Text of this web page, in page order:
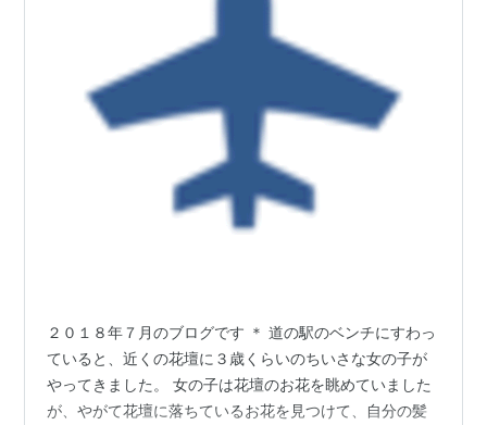
２０１８年７月のブログです ＊ 道の駅のベンチにすわっ
ていると、近くの花壇に３歳くらいのちいさな女の子が
やってきました。 女の子は花壇のお花を眺めていました
が、やがて花壇に落ちているお花を見つけて、自分の髪